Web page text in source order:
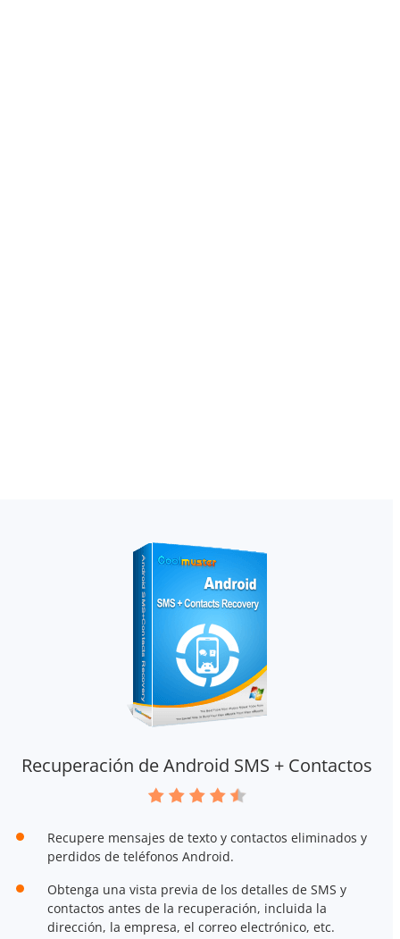
Recuperación de Android SMS + Contactos
Recupere mensajes de texto y contactos eliminados y
perdidos de teléfonos Android.
Obtenga una vista previa de los detalles de SMS y
contactos antes de la recuperación, incluida la
dirección, la empresa, el correo electrónico, etc.